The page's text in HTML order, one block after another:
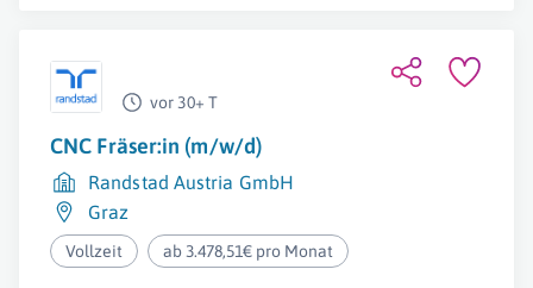
vor 30+ T
CNC Fräser:in (m/w/d)
Randstad Austria GmbH
Graz
Vollzeit ab 3.478,51€ pro Monat